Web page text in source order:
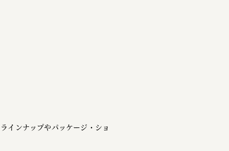
インナップやパッケージ・ショ